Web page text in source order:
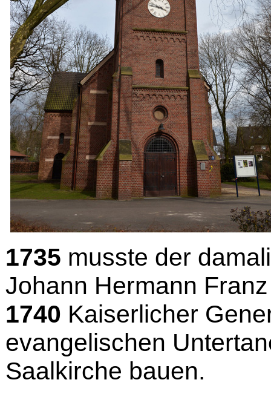
1735 musste der
Johann Hermann
1740 Kaiserlicher
evangelischen
Saalkirche bauen.